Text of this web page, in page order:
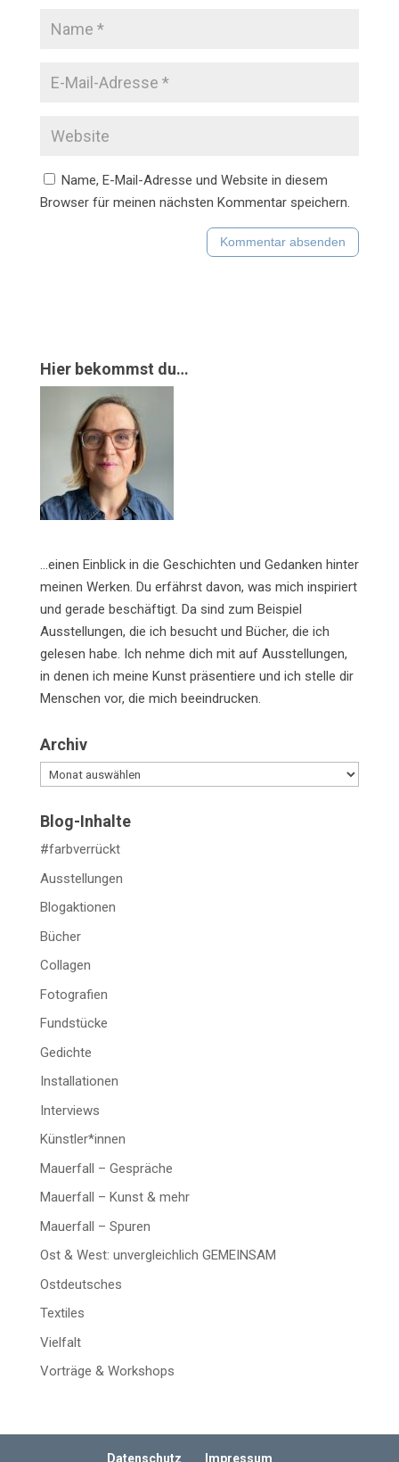
Name, E-Mail-Adresse und Website in diesem
Browser für meinen nächsten Kommentar speichern.
Hier bekommst du…
…einen Einblick in die Geschichten und Gedanken hinter
meinen Werken. Du erfährst davon, was mich inspiriert
und gerade beschäftigt. Da sind zum Beispiel
Ausstellungen, die ich besucht und Bücher, die ich
gelesen habe. Ich nehme dich mit auf Ausstellungen,
in denen ich meine Kunst präsentiere und ich stelle dir
Menschen vor, die mich beeindrucken.
Archiv
Archiv
Blog-Inhalte
#farbverrückt
Ausstellungen
Blogaktionen
Bücher
Collagen
Fotografien
Fundstücke
Gedichte
Installationen
Interviews
Künstler*innen
Mauerfall – Gespräche
Mauerfall – Kunst & mehr
Mauerfall – Spuren
Ost & West: unvergleichlich GEMEINSAM
Ostdeutsches
Textiles
Vielfalt
Vorträge & Workshops
Datenschutz Impressum